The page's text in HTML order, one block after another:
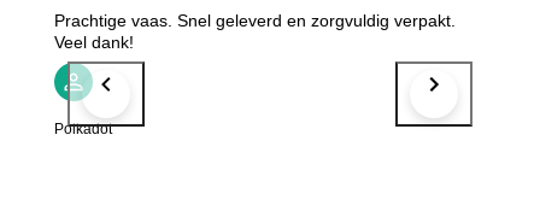
Prachtige vaas. Snel geleverd en zorgvuldig verpakt.
Veel dank!
Polkadot